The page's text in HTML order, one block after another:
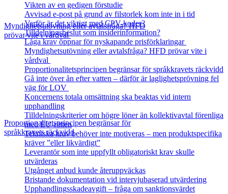
Myndighetsutövning eller avtalsfråga? HFD
prövar vite i vårdval
Proportionalitetsprincipen begränsar för
språkkravets räckvidd
Vikten av en gedigen förstudie
Avvisad e-post på grund av filstorlek kom inte in i tid
Varför är det viktigt med CPV-koder?
Tilldelningsbeslut som insiderinformation?
Låga krav öppnar för nyskapande prisförklaringar
Myndighetsutövning eller avtalsfråga? HFD prövar vite i
vårdval
Proportionalitetsprincipen begränsar för språkkravets räckvidd
Gå inte över ån efter vatten – därför är laglighetsprövning fel
väg för LOV
Koncernens totala omsättning ska beaktas vid intern
upphandling
Tilldelningskriterier om högre löner än kollektivavtal förenliga
med EU‑rätten
Tekniska krav behöver inte motiveras – men produktspecifika
kräver ”eller likvärdigt”
Leverantör som inte uppfyllt obligatoriskt krav skulle
utvärderas
Utgånget anbud kunde återuppväckas
Bristande dokumentation vid intervjubaserad utvärdering
Upphandlingsskadeavgift – fråga om sanktionsvärdet